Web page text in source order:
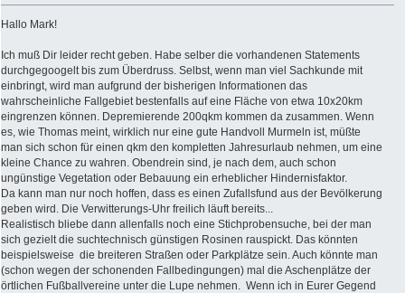
Hallo Mark!
Ich muß Dir leider recht geben. Habe selber die vorhandenen Statements
durchgegoogelt bis zum Überdruss. Selbst, wenn man viel Sachkunde mit
einbringt, wird man aufgrund der bisherigen Informationen das
wahrscheinliche Fallgebiet bestenfalls auf eine Fläche von etwa 10x20km
eingrenzen können. Depremierende 200qkm kommen da zusammen. Wenn
es, wie Thomas meint, wirklich nur eine gute Handvoll Murmeln ist, müßte
man sich schon für einen qkm den kompletten Jahresurlaub nehmen, um eine
kleine Chance zu wahren. Obendrein sind, je nach dem, auch schon
ungünstige Vegetation oder Bebauung ein erheblicher Hindernisfaktor.
Da kann man nur noch hoffen, dass es einen Zufallsfund aus der Bevölkerung
geben wird. Die Verwitterungs-Uhr freilich läuft bereits...
Realistisch bliebe dann allenfalls noch eine Stichprobensuche, bei der man
sich gezielt die suchtechnisch günstigen Rosinen rauspickt. Das könnten
beispielsweise die breiteren Straßen oder Parkplätze sein. Auch könnte man
(schon wegen der schonenden Fallbedingungen) mal die Aschenplätze der
örtlichen Fußballvereine unter die Lupe nehmen. Wenn ich in Eurer Gegend